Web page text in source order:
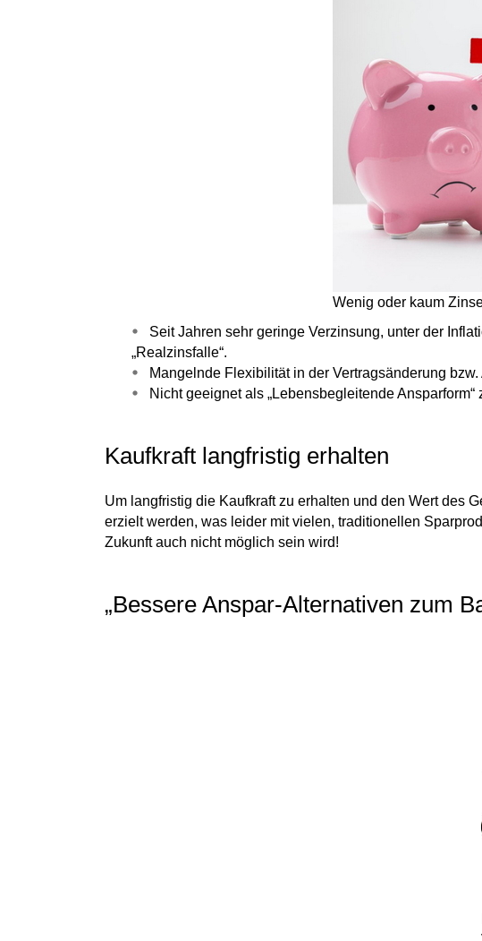
Wenig oder kaum
Seit Jahren sehr geringe Verzinsung, unter der
„Realzinsfalle“.
Mangelnde Flexibilität in der Vertragsänderung
Nicht geeignet als „Lebensbegleitende
Kaufkraft langfristig erhalten
Um langfristig die Kaufkraft zu erhalten und den Wert des
erzielt werden, was leider mit vielen, traditionellen
Zukunft auch nicht möglich sein wird!
„Bessere Anspar-Alternativen zum